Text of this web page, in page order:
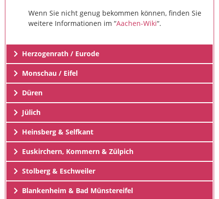
Wenn Sie nicht genug bekommen können, finden Sie
weitere Informationen im “Aachen-Wiki“.
Herzogenrath / Eurode
Monschau / Eifel
Düren
Jülich
Heinsberg & Selfkant
Euskirchern, Kommern & Zülpich
Stolberg & Eschweiler
Blankenheim & Bad Münstereifel